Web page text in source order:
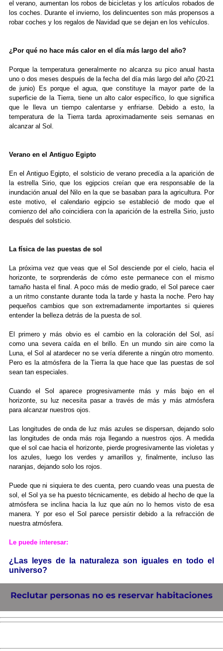
el verano, aumentan los robos de bicicletas y los artículos robados de
los coches. Durante el invierno, los delincuentes son más propensos a
robar coches y los regalos de Navidad que se dejan en los vehículos.
¿Por qué no hace más calor en el día más largo del año?
Porque la temperatura generalmente no alcanza su pico anual hasta
uno o dos meses después de la fecha del día más largo del año (20-21
de junio) Es porque el agua, que constituye la mayor parte de la
superficie de la Tierra, tiene un alto calor específico, lo que significa
que le lleva un tiempo calentarse y enfriarse. Debido a esto, la
temperatura de la Tierra tarda aproximadamente seis semanas en
alcanzar al Sol.
Verano en el Antiguo Egipto
En el Antiguo Egipto, el solsticio de verano precedía a la aparición de
la estrella Sirio, que los egipcios creían que era responsable de la
inundación anual del Nilo en la que se basaban para la agricultura. Por
este motivo, el calendario egipcio se estableció de modo que el
comienzo del año coincidiera con la aparición de la estrella Sirio, justo
después del solsticio.
La física de las puestas de sol
La próxima vez que veas que el Sol desciende por el cielo, hacia el
horizonte, te sorprenderás de cómo este permanece con el mismo
tamaño hasta el final. A poco más de medio grado, el Sol parece caer
a un ritmo constante durante toda la tarde y hasta la noche. Pero hay
pequeños cambios que son extremadamente importantes si quieres
entender la belleza detrás de la puesta de sol.
El primero y más obvio es el cambio en la coloración del Sol, así
como una severa caída en el brillo. En un mundo sin aire como la
Luna, el Sol al atardecer no se vería diferente a ningún otro momento.
Pero es la atmósfera de la Tierra la que hace que las puestas de sol
sean tan especiales.
Cuando el Sol aparece progresivamente más y más bajo en el
horizonte, su luz necesita pasar a través de más y más atmósfera
para alcanzar nuestros ojos.
Las longitudes de onda de luz más azules se dispersan, dejando solo
las longitudes de onda más roja llegando a nuestros ojos. A medida
que el sol cae hacia el horizonte, pierde progresivamente las violetas y
los azules, luego los verdes y amarillos y, finalmente, incluso las
naranjas, dejando solo los rojos.
Puede que ni siquiera te des cuenta, pero cuando veas una puesta de
sol, el Sol ya se ha puesto técnicamente, es debido al hecho de que la
atmósfera se inclina hacia la luz que aún no lo hemos visto de esa
manera. Y por eso el Sol parece persistir debido a la refracción de
nuestra atmósfera.
Le puede interesar:
¿Las leyes de la naturaleza son iguales en todo el
universo?